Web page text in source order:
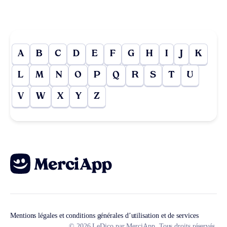
A B C D E F G H I J K
L M N O P Q R S T U
V W X Y Z
Mentions légales et conditions générales d’utilisation et de services